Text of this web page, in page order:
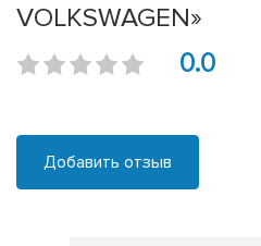
VOLKSWAGEN»
0.0
Добавить отзыв